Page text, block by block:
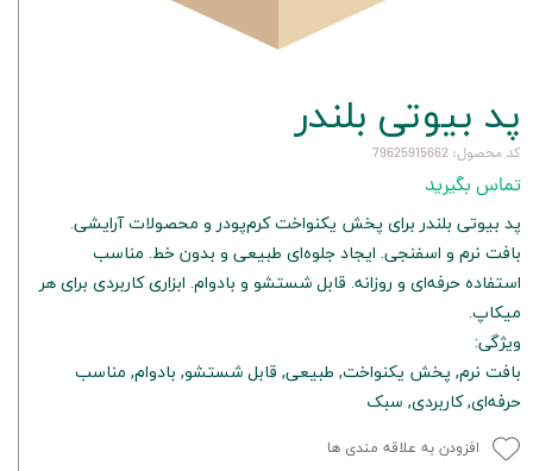
پد بیوتی بلندر
کد محصول: 79625915662
تماس بگیرید
پد بیوتی بلندر برای پخش یکنواخت کرم‌پودر و محصولات آرایشی.
بافت نرم و اسفنجی. ایجاد جلوه‌ای طبیعی و بدون خط. مناسب
استفاده حرفه‌ای و روزانه. قابل شستشو و بادوام. ابزاری کاربردی برای هر
میکاپ.
ویژگی:
بافت نرم, پخش یکنواخت, طبیعی, قابل شستشو, بادوام, مناسب
حرفه‌ای, کاربردی, سبک
افزودن به علاقه مندی ها